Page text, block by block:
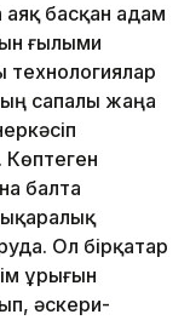
аяқ басқан адам
ғылыми
сапалы жаңа
Көптеген
балта
Ол бірқатар
ұрығын
әскери-